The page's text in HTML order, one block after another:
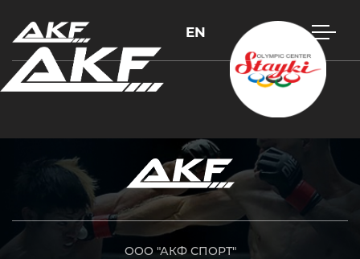
EN
ООО "АКФ СПОРТ"
Нажмите Enter для поиска или Esc, чтобы закрыть